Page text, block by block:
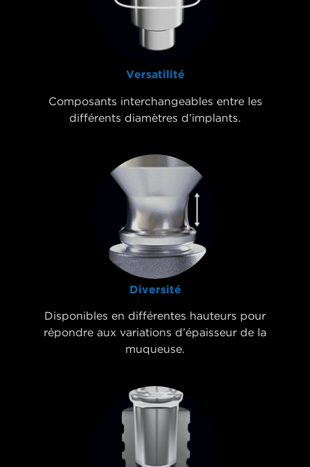
Versatilité
Composants interchangeables entre les
différents diamètres d’implants.
Diversité
Disponibles en différentes hauteurs pour
répondre aux variations d’épaisseur de la
muqueuse.